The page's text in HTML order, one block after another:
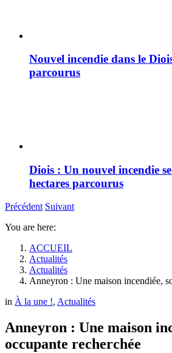
Nouvel incendie dans le
parcourus
Diois : Un nouvel incendie
hectares parcourus
Précédent Suivant
You are here:
ACCUEIL
Actualités
Actualités
Anneyron : Une maison incendiée,
in À la une !, Actualités
Anneyron : Une maison
occupante recherchée